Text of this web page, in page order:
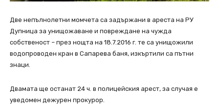
Две непълнолетни момчета са задържани в ареста на РУ
Дупница за унищожаване и повреждане на чужда
собственост – през нощта на 18.7.2016 г. те са унищожили
водопроводен кран в Сапарева баня, изкъртили са пътни
знаци.
Двамата ще останат 24 ч. в полицейския арест, за случая е
уведомен дежурен прокурор.